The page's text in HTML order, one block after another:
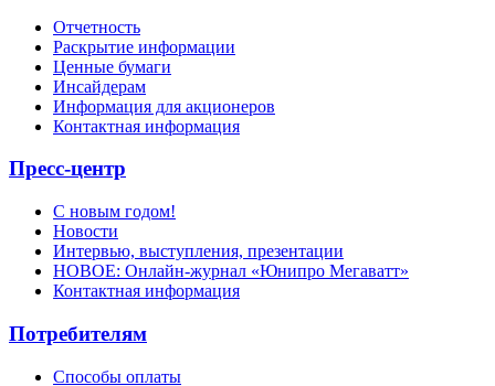
Отчетность
Раскрытие информации
Ценные бумаги
Инсайдерам
Информация для акционеров
Контактная информация
Пресс-центр
С новым годом!
Новости
Интервью, выступления, презентации
НОВОЕ: Онлайн-журнал «Юнипро Мегаватт»
Контактная информация
Потребителям
Способы оплаты